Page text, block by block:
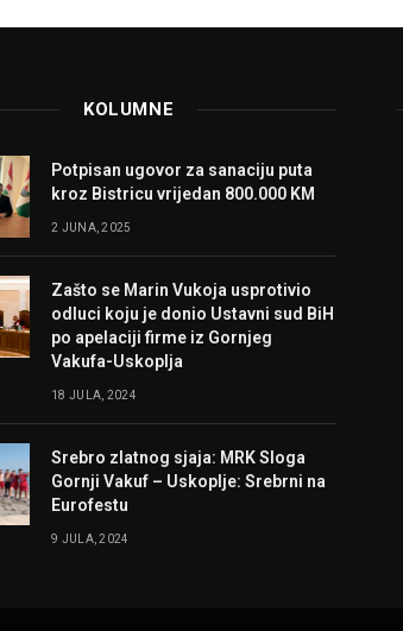
KOLUMNE
Potpisan ugovor za sanaciju puta
kroz Bistricu vrijedan 800.000 KM
2 JUNA, 2025
Zašto se Marin Vukoja usprotivio
odluci koju je donio Ustavni sud BiH
po apelaciji firme iz Gornjeg
Vakufa-Uskoplja
18 JULA, 2024
Srebro zlatnog sjaja: MRK Sloga
Gornji Vakuf – Uskoplje: Srebrni na
Eurofestu
9 JULA, 2024